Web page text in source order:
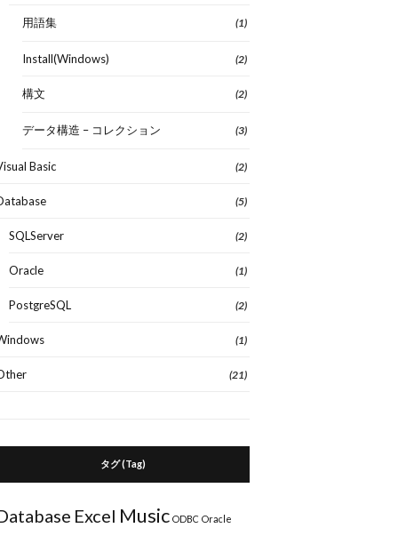
用語集 (1)
Install(Windows) (2)
構文 (2)
データ構造 – コレクション (3)
Basic (2)
(5)
SQLServer (2)
Oracle (1)
PostgreSQL (2)
(1)
(21)
タグ (Tag)
Excel Music ODBC Oracle